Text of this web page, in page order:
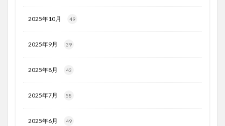
2025年10月 49
2025年9月 39
2025年8月 43
2025年7月 58
2025年6月 49